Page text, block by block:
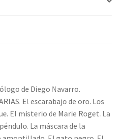
de Diego Navarro.
El escarabajo de oro. Los
El misterio de Marie Roget. La
La máscara de la